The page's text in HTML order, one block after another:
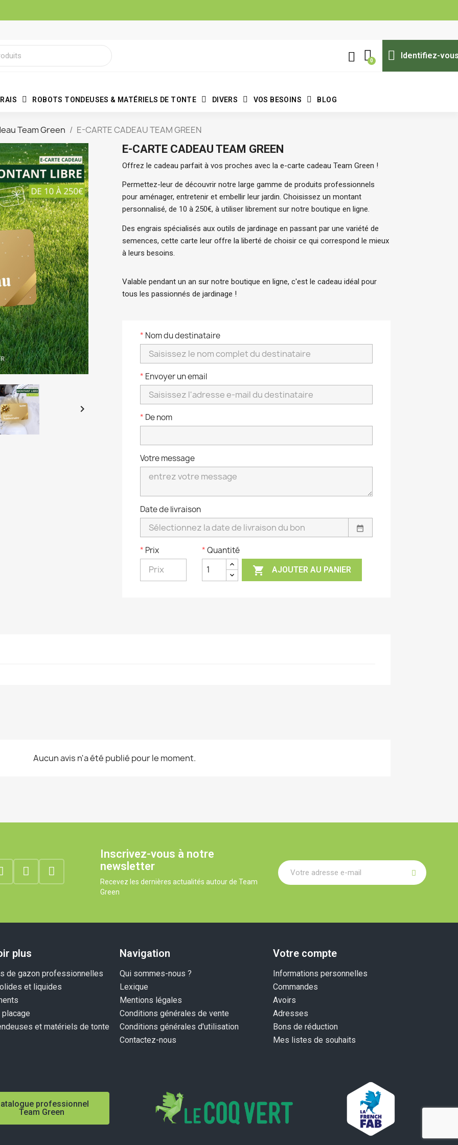
Identifiez-
ROBOTS TONDEUSES & MATÉRIELS DE TONTE DIVERS VOS BESOINS BLOG
Team Green E-CARTE CADEAU TEAM GREEN

E-CARTE CADEAU TEAM GREEN
Offrez le cadeau parfait à vos proches avec la e-carte cadeau Team Green !
Permettez-leur de découvrir notre large gamme de produits professionnels
pour aménager, entretenir et embellir leur jardin. Choisissez un montant
personnalisé, de 10 à 250€, à utiliser librement sur notre boutique en ligne.
Des engrais spécialisés aux outils de jardinage en passant par une variété de
semences, cette carte leur offre la liberté de choisir ce qui correspond le mieux
à leurs besoins.
Valable pendant un an sur notre boutique en ligne, c'est le cadeau idéal pour
tous les passionnés de jardinage !
* Nom du destinataire
* Envoyer un email
* De nom
Votre message
Date de livraison
date_range
* Prix *Quantité
 AJOUTER AU PANIER
Aucun avis n'a été publié pour le moment.
Inscrivez-vous à notre
newsletter
Recevez les dernières actualités autour de Team
Green
plus
de gazon professionnelles
et liquides
placage
et matériels de tonte
Navigation
Qui sommes-nous ?
Lexique
Mentions légales
Conditions générales de vente
Conditions générales d'utilisation
Contactez-nous
Votre compte
Informations personnelles
Commandes
Avoirs
Adresses
Bons de réduction
Mes listes de souhaits
professionnel
Team Green